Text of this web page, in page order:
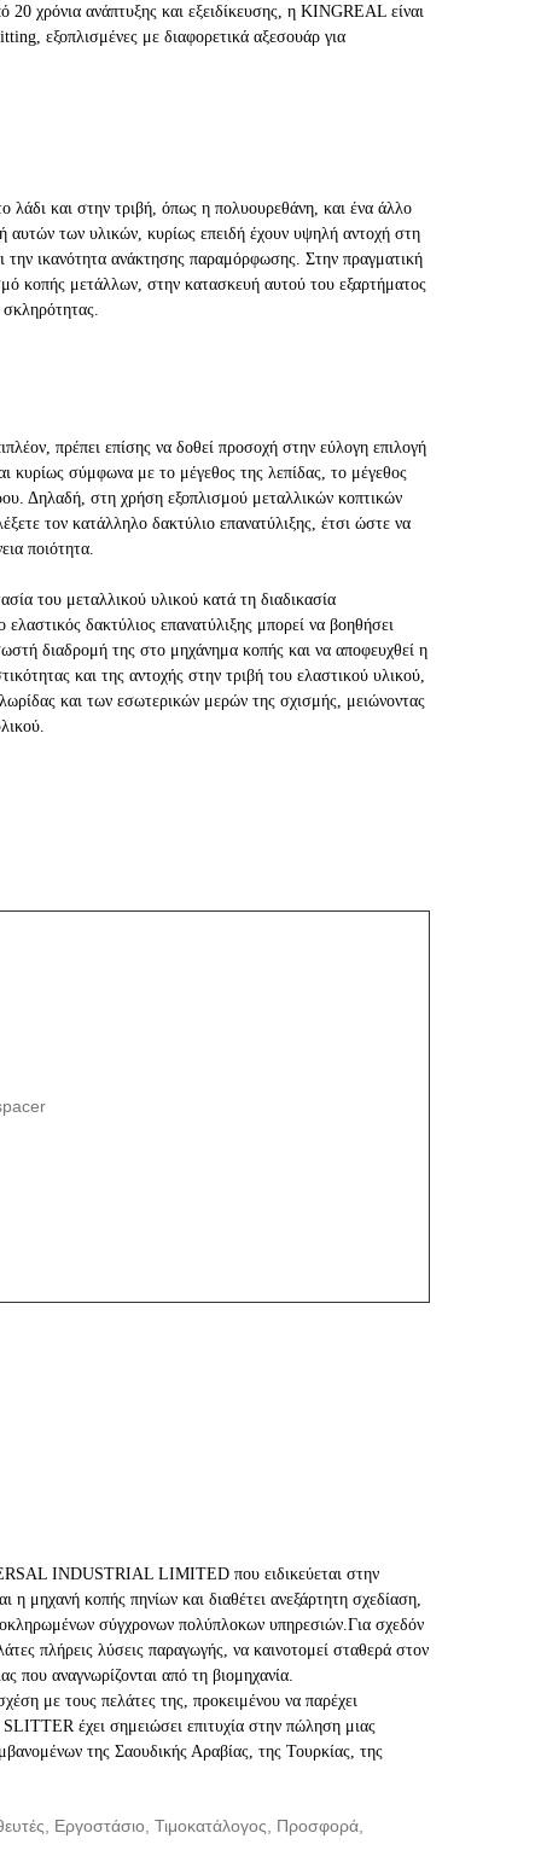
χρόνια ανάπτυξης και εξειδίκευσης, η KINGREAL είναι
εξοπλισμένες με διαφορετικά αξεσουάρ για
λάδι και στην τριβή, όπως η πολυουρεθάνη, και ένα άλλο
των υλικών, κυρίως επειδή έχουν υψηλή αντοχή στη
την ικανότητα ανάκτησης παραμόρφωσης. Στην πραγματική
κοπής μετάλλων, στην κατασκευή αυτού του εξαρτήματος
πρέπει επίσης να δοθεί προσοχή στην εύλογη επιλογή
κυρίως σύμφωνα με το μέγεθος της λεπίδας, το μέγεθος
Δηλαδή, στη χρήση εξοπλισμού μεταλλικών κοπτικών
τον κατάλληλο δακτύλιο επανατύλιξης, έτσι ώστε να
ποιότητα.
του μεταλλικού υλικού κατά τη διαδικασία
δακτύλιος επανατύλιξης μπορεί να βοηθήσει
διαδρομή της στο μηχάνημα κοπής και να αποφευχθεί η
και της αντοχής στην τριβή του ελαστικού υλικού,
και των εσωτερικών μερών της σχισμής, μειώνοντας
INDUSTRIAL LIMITED που ειδικεύεται στην
η μηχανή κοπής πηνίων και διαθέτει ανεξάρτητη σχεδίαση,
σύγχρονων πολύπλοκων υπηρεσιών. Για σχεδόν
πλήρεις λύσεις παραγωγής, να καινοτομεί σταθερά στον
που αναγνωρίζονται από τη βιομηχανία.
με τους πελάτες της, προκειμένου να παρέχει
έχει σημειώσει επιτυχία στην πώληση μιας
της Σαουδικής Αραβίας, της Τουρκίας, της
Εργοστάσιο, Τιμοκατάλογος, Προσφορά,